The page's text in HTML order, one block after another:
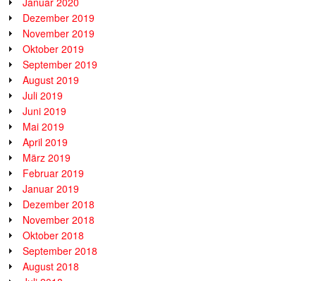
Dezember 2019
November 2019
Oktober 2019
September 2019
August 2019
Juli 2019
Juni 2019
Mai 2019
April 2019
März 2019
Februar 2019
Januar 2019
Dezember 2018
November 2018
Oktober 2018
September 2018
August 2018